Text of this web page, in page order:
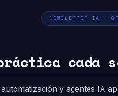
NEWSLETTER IA ·
cada
y agentes IA